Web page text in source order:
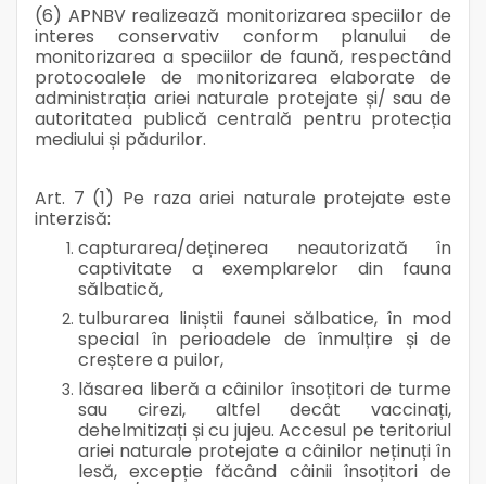
(6) APNBV realizează monitorizarea speciilor de
interes conservativ conform planului de
monitorizarea a speciilor de faună, respectând
protocoalele de monitorizarea elaborate de
administrația ariei naturale protejate și/ sau de
autoritatea publică centrală pentru protecția
mediului și pădurilor.
Art. 7 (1) Pe raza ariei naturale protejate este
interzisă:
capturarea/deținerea neautorizată în
captivitate a exemplarelor din fauna
sălbatică,
tulburarea liniștii faunei sălbatice, în mod
special în perioadele de înmulțire și de
creștere a puilor,
lăsarea liberă a câinilor însoțitori de turme
sau cirezi, altfel decât vaccinați,
dehelmitizați și cu jujeu. Accesul pe teritoriul
ariei naturale protejate a câinilor neținuți în
lesă, excepție făcând câinii însoțitori de